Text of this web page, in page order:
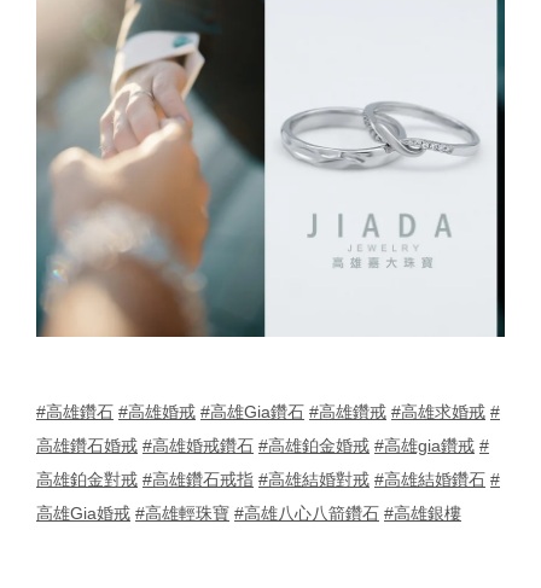
#高雄鑽石 #高雄婚戒 #高雄Gia鑽石 #高雄鑽戒 #高雄求婚戒 #
高雄鑽石婚戒 #高雄婚戒鑽石 #高雄鉑金婚戒 #高雄gia鑽戒 #
高雄鉑金對戒 #高雄鑽石戒指 #高雄結婚對戒 #高雄結婚鑽石 #
高雄Gia婚戒 #高雄輕珠寶 #高雄八心八箭鑽石 #高雄銀樓